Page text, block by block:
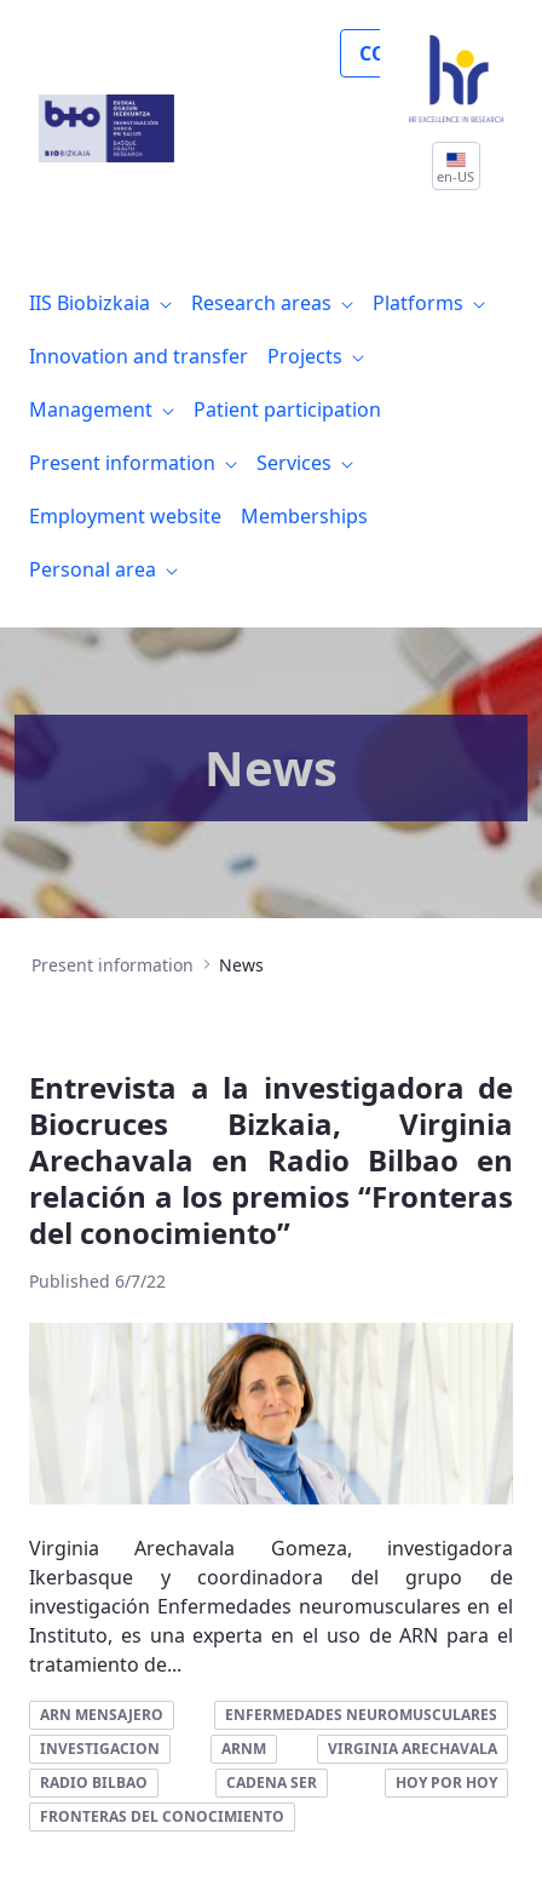
COLLABORATE
en-US
IIS Biobizkaia Research areas
Platforms
Innovation and transfer
Projects
Management
Patient participation
Present information
Services
Employment website
Memberships
Personal area
News
Present information News
Entrevista a la investigadora de
Biocruces Bizkaia, Virginia
Arechavala en Radio Bilbao en
relación a los premios “Fronteras
del conocimiento”
Published 6/7/22
Virginia Arechavala Gomeza, investigadora
Ikerbasque y coordinadora del grupo de
investigación Enfermedades neuromusculares en el
Instituto, es una experta en el uso de ARN para el
tratamiento de...
ARN MENSAJERO
ENFERMEDADES NEUROMUSCULARES
INVESTIGACION
ARNM
VIRGINIA ARECHAVALA
RADIO BILBAO
CADENA SER
HOY POR HOY
FRONTERAS DEL CONOCIMIENTO